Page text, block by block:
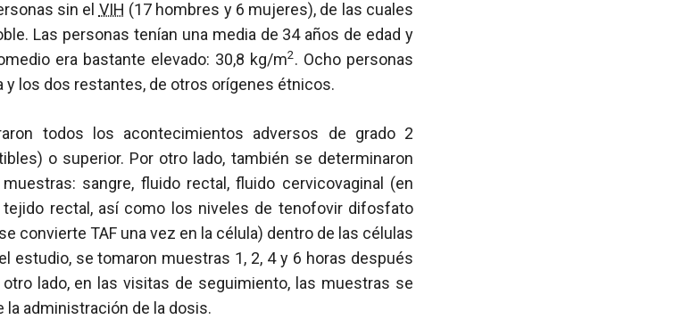
sin el VIH (17 hombres y 6 mujeres), de las cuales
Las personas tenían una media de 34 años de edad y
era bastante elevado: 30,8 kg/m2. Ocho personas
y los dos restantes, de otros orígenes étnicos.
todos los acontecimientos adversos de grado 2
o superior. Por otro lado, también se determinaron
sangre, fluido rectal, fluido cervicovaginal (en
rectal, así como los niveles de tenofovir difosfato
convierte TAF una vez en la célula) dentro de las células
estudio, se tomaron muestras 1, 2, 4 y 6 horas después
lado, en las visitas de seguimiento, las muestras se
la administración de la dosis.